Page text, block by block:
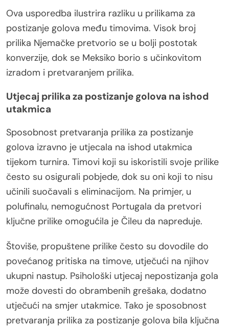
Ova usporedba ilustrira razliku u prilikama za
postizanje golova među timovima. Visok broj
prilika Njemačke pretvorio se u bolji postotak
konverzije, dok se Meksiko borio s učinkovitom
izradom i pretvaranjem prilika.
Utjecaj prilika za postizanje golova na ishod
utakmica
Sposobnost pretvaranja prilika za postizanje
golova izravno je utjecala na ishod utakmica
tijekom turnira. Timovi koji su iskoristili svoje prilike
često su osigurali pobjede, dok su oni koji to nisu
učinili suočavali s eliminacijom. Na primjer, u
polufinalu, nemogućnost Portugala da pretvori
ključne prilike omogućila je Čileu da napreduje.
Štoviše, propuštene prilike često su dovodile do
povećanog pritiska na timove, utječući na njihov
ukupni nastup. Psihološki utjecaj nepostizanja gola
može dovesti do obrambenih grešaka, dodatno
utječući na smjer utakmice. Tako je sposobnost
pretvaranja prilika za postizanje golova bila ključna